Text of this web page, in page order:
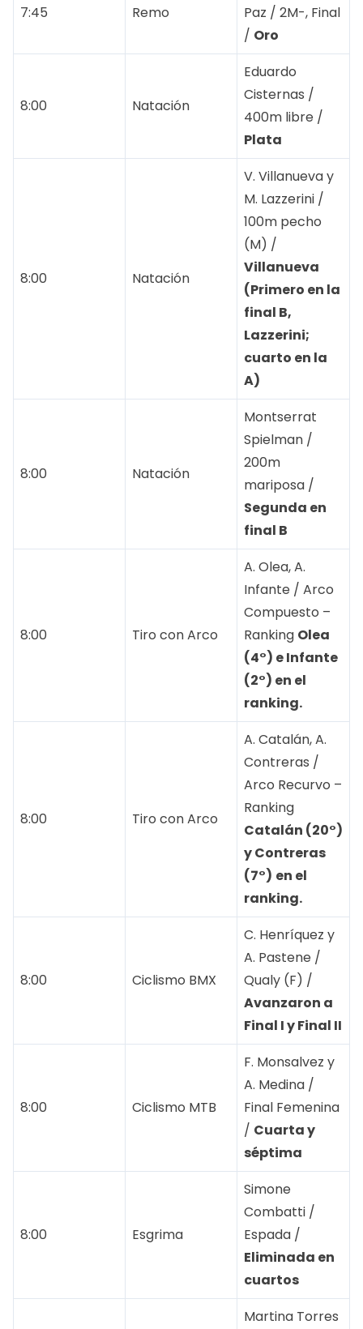
7:45 Remo
Paz / 2M-, Final
/ Oro
8:00 Natación
Eduardo
Cisternas /
400m libre /
Plata
8:00 Natación
V. Villanueva y
M. Lazzerini /
100m pecho
(M) /
Villanueva
(Primero en la
final B,
Lazzerini;
cuarto en la
A)
8:00 Natación
Montserrat
Spielman /
200m
mariposa /
Segunda en
final B
8:00 Tiro con Arco
A. Olea, A.
Infante / Arco
Compuesto –
Ranking Olea
(4°) e Infante
(2°) en el
ranking.
8:00 Tiro con Arco
A. Catalán, A.
Contreras /
Arco Recurvo –
Ranking
Catalán (20°)
y Contreras
(7°) en el
ranking.
8:00 Ciclismo BMX
C. Henríquez y
A. Pastene /
Qualy (F) /
Avanzaron a
Final I y Final II
8:00 Ciclismo MTB
F. Monsalvez y
A. Medina /
Final Femenina
/ Cuarta y
séptima
8:00 Esgrima
Simone
Combatti /
Espada /
Eliminada en
cuartos
Martina Torres